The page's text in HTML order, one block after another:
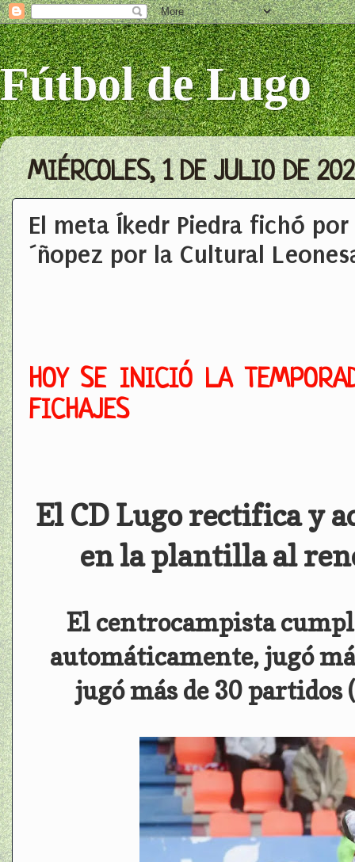
Fútbol de Lugo
MIÉRCOLES, 1 DE JULIO DE
El meta Íkedr Piedra fichó
´ñopez por la Cultural
HOY SE INICIÓ LA
FICHAJES
El CD Lugo rectifica y
en la plantilla al
El centrocampista
automáticamente, jugó
jugó más de 30 partidos